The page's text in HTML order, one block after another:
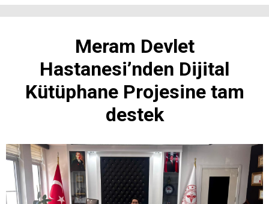
Meram Devlet
Hastanesi’nden Dijital
Kütüphane Projesine tam
destek